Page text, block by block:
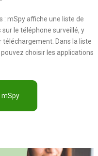
: mSpy affiche une liste de
le téléphone surveillé, y
téléchargement. Dans la liste
choisir les applications
mSpy